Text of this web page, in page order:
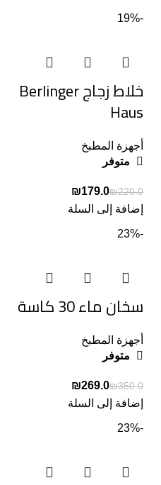
-19%
خلاط زجاج Berlinger
Haus
أجهزة المطبخ
متوفر
₪220.0
₪179.0
إضافة إلى السلة
-23%
سخان ماء 30 كاسة
أجهزة المطبخ
متوفر
₪350.0
₪269.0
إضافة إلى السلة
-23%